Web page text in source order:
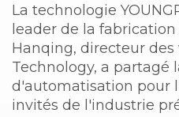
La technologie
leader de la
Hanqing, directeur des
Technology, a partagé
d'automatisation pour
invités de l'industrie